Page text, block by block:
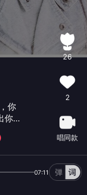
你
的
26
2
唱同款
07:11